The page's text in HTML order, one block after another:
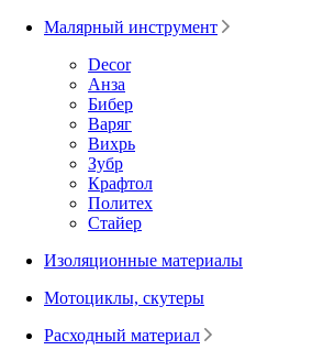
Малярный инструмент
Decor
Анза
Бибер
Варяг
Вихрь
Зубр
Крафтол
Политех
Стайер
Изоляционные материалы
Мотоциклы, скутеры
Расходный материал